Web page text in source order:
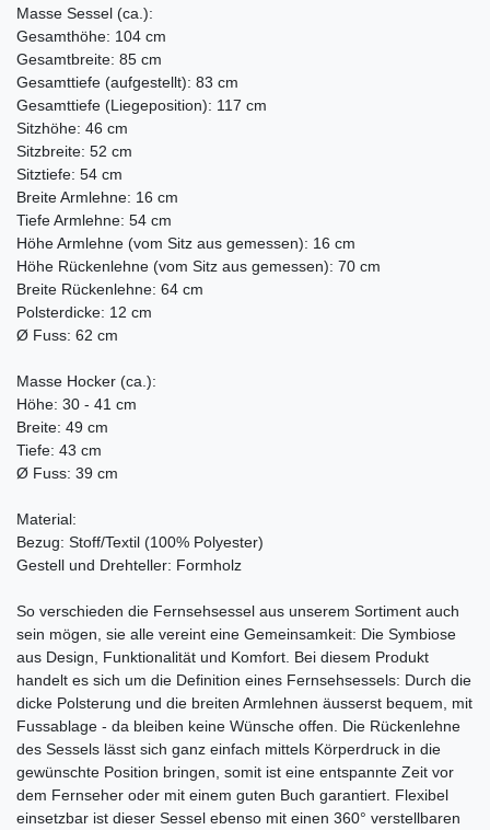
Masse Sessel (ca.):
Gesamthöhe: 104 cm
Gesamtbreite: 85 cm
Gesamttiefe (aufgestellt): 83 cm
Gesamttiefe (Liegeposition): 117 cm
Sitzhöhe: 46 cm
Sitzbreite: 52 cm
Sitztiefe: 54 cm
Breite Armlehne: 16 cm
Tiefe Armlehne: 54 cm
Höhe Armlehne (vom Sitz aus gemessen): 16 cm
Höhe Rückenlehne (vom Sitz aus gemessen): 70 cm
Breite Rückenlehne: 64 cm
Polsterdicke: 12 cm
Ø Fuss: 62 cm
Masse Hocker (ca.):
Höhe: 30 - 41 cm
Breite: 49 cm
Tiefe: 43 cm
Ø Fuss: 39 cm
Material:
Bezug: Stoff/Textil (100% Polyester)
Gestell und Drehteller: Formholz
So verschieden die Fernsehsessel aus unserem Sortiment auch
sein mögen, sie alle vereint eine Gemeinsamkeit: Die Symbiose
aus Design, Funktionalität und Komfort. Bei diesem Produkt
handelt es sich um die Definition eines Fernsehsessels: Durch die
dicke Polsterung und die breiten Armlehnen äusserst bequem, mit
Fussablage - da bleiben keine Wünsche offen. Die Rückenlehne
des Sessels lässt sich ganz einfach mittels Körperdruck in die
gewünschte Position bringen, somit ist eine entspannte Zeit vor
dem Fernseher oder mit einem guten Buch garantiert. Flexibel
einsetzbar ist dieser Sessel ebenso mit einen 360° verstellbaren